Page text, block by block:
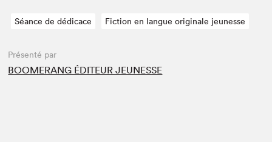
Séance de dédicace Fiction en langue originale jeunesse
Présenté par
BOOMERANG ÉDITEUR JEUNESSE